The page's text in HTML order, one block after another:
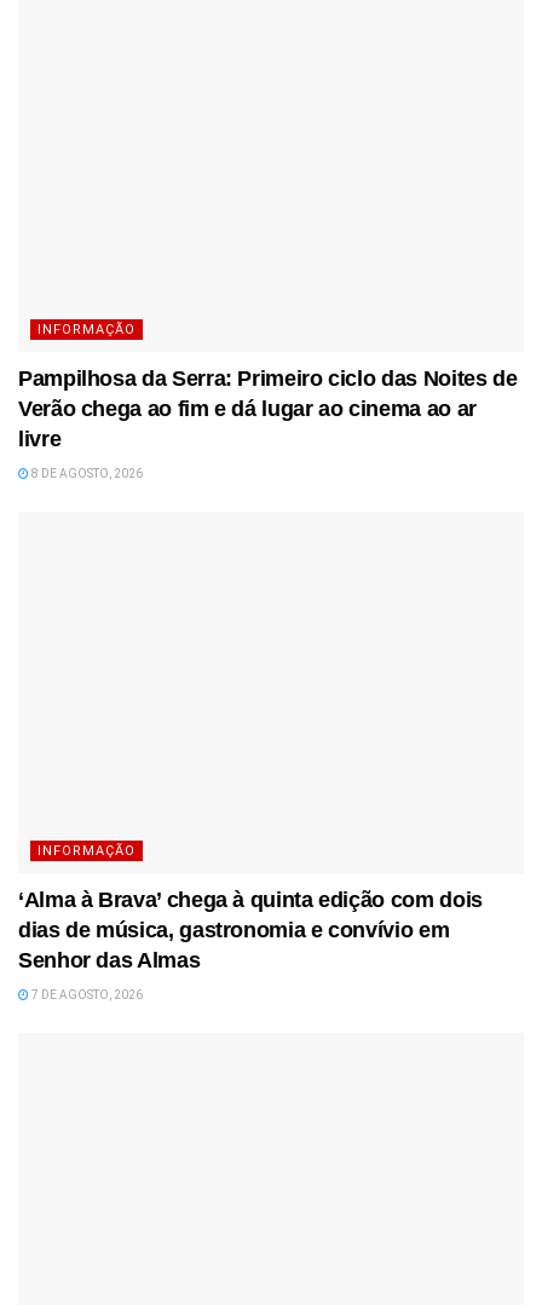
INFORMAÇÃO
Pampilhosa da Serra: Primeiro ciclo das Noites de
Verão chega ao fim e dá lugar ao cinema ao ar
livre
8 DE AGOSTO, 2026
INFORMAÇÃO
‘Alma à Brava’ chega à quinta edição com dois
dias de música, gastronomia e convívio em
Senhor das Almas
7 DE AGOSTO, 2026